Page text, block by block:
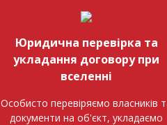
Юридична перевірка та
укладання договору при
вселенні
Особисто перевіряємо власників
документи на об'єкт, укладаємо